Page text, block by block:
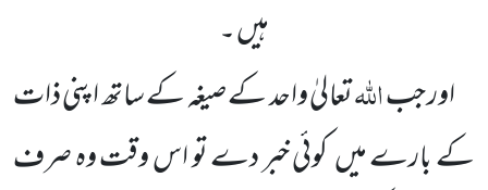
ہیں ۔
اور جباللہتعالیٰ واحد کے صیغہ کے ساتھ اپنی ذات
کےبارے میںکوئی خبر دے تو اس وقت وہ صرف